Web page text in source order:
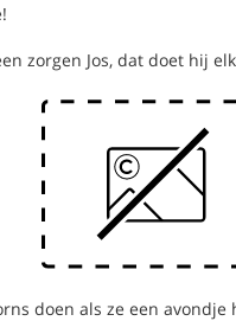
zorgen Jos, dat doet hij
doen als ze een avondje